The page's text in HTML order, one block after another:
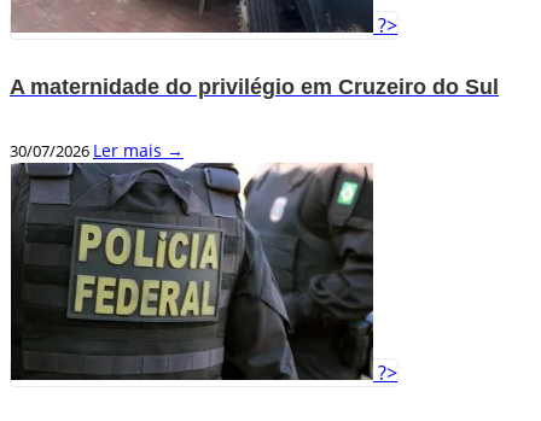
?>
A maternidade do privilégio em Cruzeiro do Sul
30/07/2026 Ler mais →
?>